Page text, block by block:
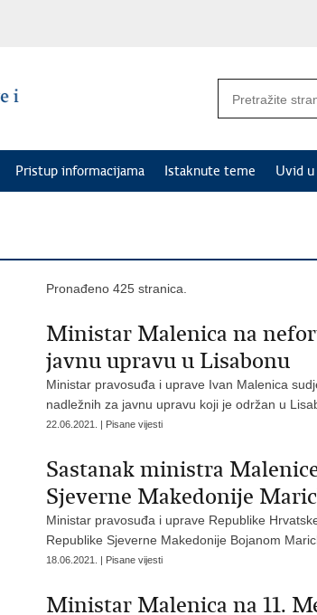
Pristup informacijama Istaknute teme Uvid
Pronađeno 425 stranica.
Ministar Malenica na
javnu upravu u Lisabonu
Ministar pravosuđa i uprave Ivan Malenica
nadležnih za javnu upravu koji je održan u
22.06.2021. | Pisane vijesti
Sastanak ministra
Sjeverne Makedonije
Ministar pravosuđa i uprave Republike
Republike Sjeverne Makedonije Bojanom
18.06.2021. | Pisane vijesti
Ministar Malenica na 11.